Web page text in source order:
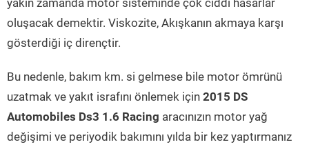
yakın zamanda motor sisteminde çok ciddi hasarlar
oluşacak demektir. Viskozite, Akışkanın akmaya karşı
gösterdiği iç dirençtir.
Bu nedenle, bakım km. si gelmese bile motor ömrünü
uzatmak ve yakıt israfını önlemek için 2015 DS
Automobiles Ds3 1.6 Racing aracınızın motor yağ
değişimi ve periyodik bakımını yılda bir kez yaptırmanız